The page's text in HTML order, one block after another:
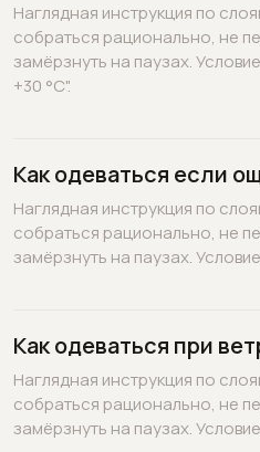
Наглядная инструкция по
собраться рационально, не
замёрзнуть на паузах.
+30 °C".
Как одеваться если
Наглядная инструкция по
собраться рационально, не
замёрзнуть на паузах.
Как одеваться при
Наглядная инструкция по
собраться рационально, не
замёрзнуть на паузах.